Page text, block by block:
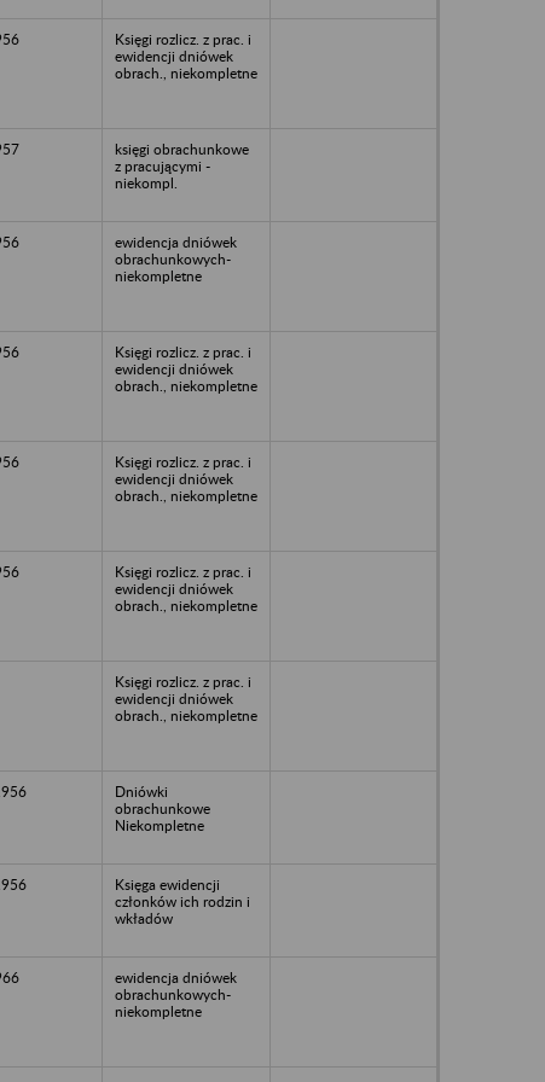
Księgi rozlicz. z prac. i
ewidencji dniówek
obrach., niekompletne
księgi obrachunkowe
z pracującymi -
niekompl.
ewidencja dniówek
obrachunkowych-
niekompletne
Księgi rozlicz. z prac. i
ewidencji dniówek
obrach., niekompletne
Księgi rozlicz. z prac. i
ewidencji dniówek
obrach., niekompletne
Księgi rozlicz. z prac. i
ewidencji dniówek
obrach., niekompletne
Księgi rozlicz. z prac. i
ewidencji dniówek
obrach., niekompletne
Dniówki
obrachunkowe
Niekompletne
Księga ewidencji
członków ich rodzin i
wkładów
ewidencja dniówek
obrachunkowych-
niekompletne